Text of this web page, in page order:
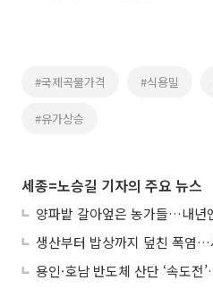
#국제곡물가격 #식용밀
#유가상승
세종=노승길 기자의 주요 뉴스
양파밭 갈아엎은 농가들…내년